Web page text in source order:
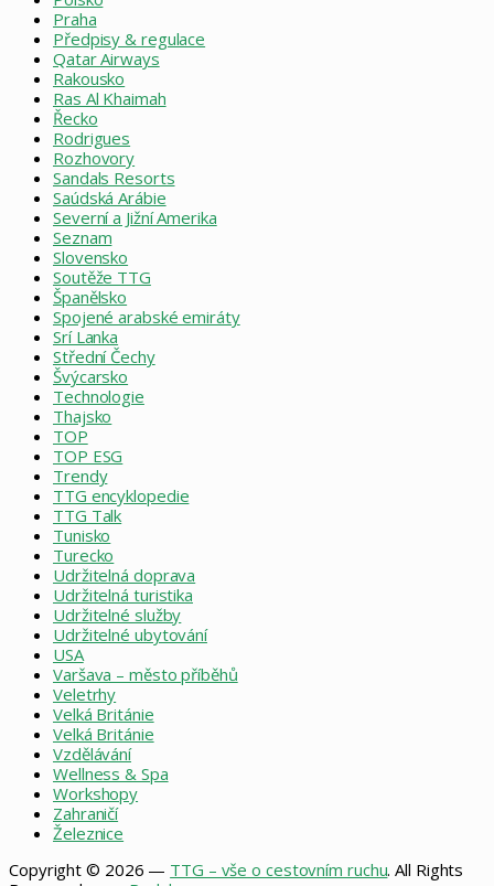
Praha
Předpisy & regulace
Qatar Airways
Rakousko
Ras Al Khaimah
Řecko
Rodrigues
Rozhovory
Sandals Resorts
Saúdská Arábie
Severní a Jižní Amerika
Seznam
Slovensko
Soutěže TTG
Španělsko
Spojené arabské emiráty
Srí Lanka
Střední Čechy
Švýcarsko
Technologie
Thajsko
TOP
TOP ESG
Trendy
TTG encyklopedie
TTG Talk
Tunisko
Turecko
Udržitelná doprava
Udržitelná turistika
Udržitelné služby
Udržitelné ubytování
USA
Varšava – město příběhů
Veletrhy
Velká Británie
Velká Británie
Vzdělávání
Wellness & Spa
Workshopy
Zahraničí
Železnice
Copyright © 2026 — TTG – vše o cestovním ruchu. All Rights